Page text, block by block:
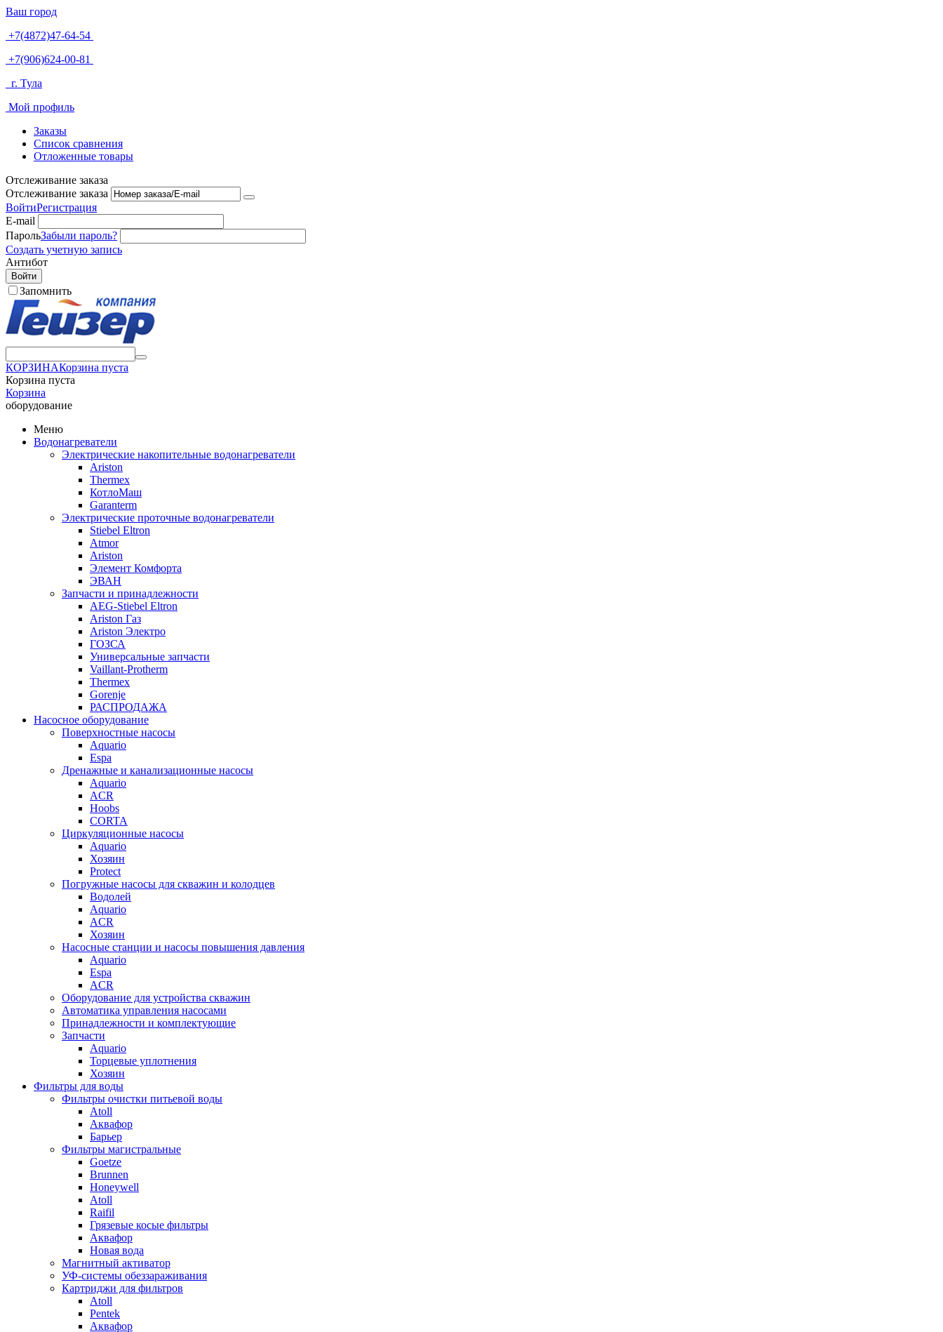
Ваш город
+7(4872)47-64-54
+7(906)624-00-81
г. Тула
Мой профиль
Заказы
Список сравнения
Отложенные товары
Отслеживание заказа
Отслеживание заказа
ВойтиРегистрация
E-mail
ПарольЗабыли пароль?
Создать учетную запись
Антибот
Войти
Запомнить
КОРЗИНАКорзина пуста
Корзина пуста
Корзина
оборудование
Меню
Водонагреватели
Электрические накопительные водонагреватели
Ariston
Thermex
КотлоМаш
Garanterm
Электрические проточные водонагреватели
Stiebel Eltron
Atmor
Ariston
Элемент Комфорта
ЭВАН
Запчасти и принадлежности
AEG-Stiebel Eltron
Ariston Газ
Ariston Электро
ГОЗСА
Универсальные запчасти
Vaillant-Protherm
Thermex
Gorenje
РАСПРОДАЖА
Насосное оборудование
Поверхностные насосы
Aquario
Espa
Дренажные и канализационные насосы
Aquario
ACR
Hoobs
CORTA
Циркуляционные насосы
Aquario
Хозяин
Protect
Погружные насосы для скважин и колодцев
Водолей
Aquario
ACR
Хозяин
Насосные станции и насосы повышения давления
Aquario
Espa
ACR
Оборудование для устройства скважин
Автоматика управления насосами
Принадлежности и комплектующие
Запчасти
Aquario
Торцевые уплотнения
Хозяин
Фильтры для воды
Фильтры очистки питьевой воды
Atoll
Аквафор
Барьер
Фильтры магистральные
Goetze
Brunnen
Honeywell
Atoll
Raifil
Грязевые косые фильтры
Аквафор
Новая вода
Магнитный активатор
УФ-системы обеззараживания
Картриджи для фильтров
Atoll
Pentek
Аквафор